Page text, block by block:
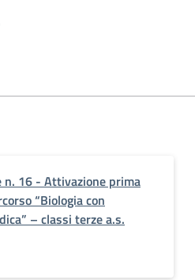
n. 16 - Attivazione prima
“Biologia con
– classi terze a.s.